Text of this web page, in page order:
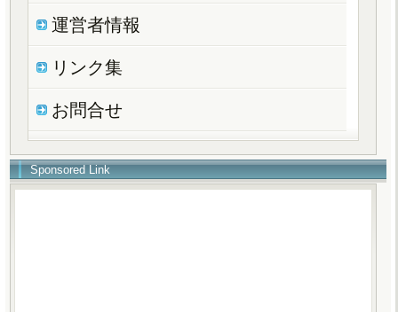
運営者情報
リンク集
お問合せ
Sponsored Link